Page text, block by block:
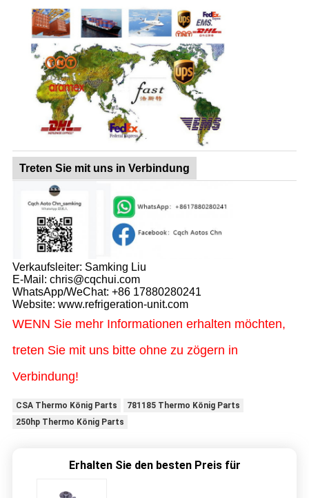
Treten Sie mit uns in Verbindung
Verkaufsleiter: Samking Liu
E-Mail: chris@cqchui.com
WhatsApp/WeChat: +86 17880280241
Website: www.refrigeration-unit.com
WENN Sie mehr Informationen erhalten möchten,
treten Sie mit uns bitte ohne zu zögern in
Verbindung!
CSA Thermo König Parts
781185 Thermo König Parts
250hp Thermo König Parts
Erhalten Sie den besten Preis für